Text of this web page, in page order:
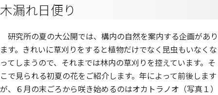
ドウで開きます）
ンドウで開きます）
ウインドウで開きます）
木漏れ日便り
研究所の夏の大公開では、構内の自然を案内する企画があり
ます。きれいに草刈りをすると植物だけでなく昆虫もいなくな
ってしまうので、それまでは林内の草刈りを控えています。そ
こで見られる初夏の花をご紹介します。年によって前後します
が、６月の末ごろから咲き始めるのはオカトラノオ（写真１）